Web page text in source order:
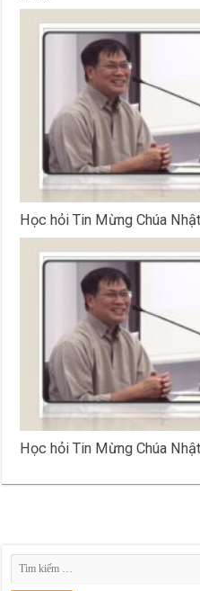
Học hỏi Tin Mừng Chúa
Học hỏi Tin Mừng Chúa